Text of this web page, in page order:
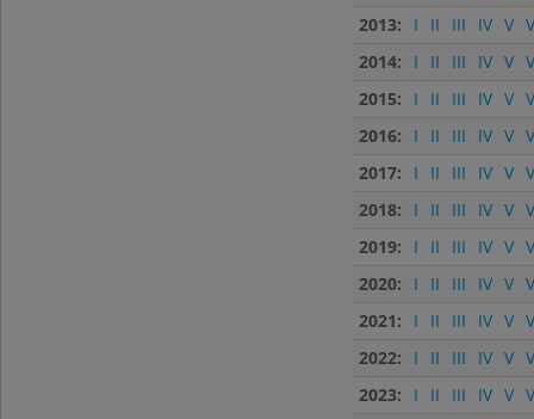
2013:
I II III IV V
2014:
I II III IV V
2015:
I II III IV V
2016:
I II III IV V
2017:
I II III IV V
2018:
I II III IV V
2019:
I II III IV V
2020:
I II III IV V
2021:
I II III IV V
2022:
I II III IV V
2023:
I II III IV V